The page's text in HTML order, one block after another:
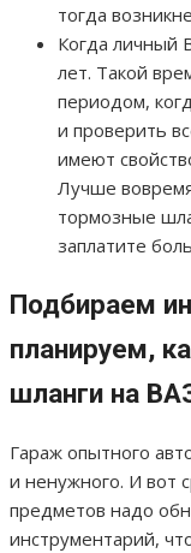
тогда
Когда личный
лет. Такой
периодом,
и проверить
имеют
Лучше
тормозные
заплатите
Подбираем
планируем,
шланги на
Гараж опытного
и ненужного. И вот
предметов надо
инструментарий,